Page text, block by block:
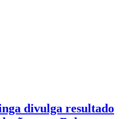
divulga resultado